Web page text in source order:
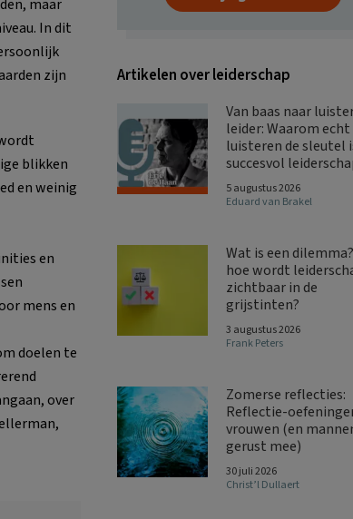
maar
In dit
zijn
blikken
en weinig
en
mens en
doelen te
over
Artikelen over leiderschap
Van baas naar
leider: Waarom echt
luisteren de sleutel
succesvol
5 augustus 2026
Eduard van Brakel
Wat is een
hoe wordt
zichtbaar in de
grijstinten?
3 augustus 2026
Frank Peters
Zomerse reflecties:
Reflectie-
vrouwen (en
gerust mee)
30 juli 2026
Christ’l Dullaert